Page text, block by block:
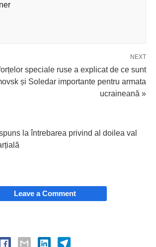
NEXT
speciale ruse a explicat de ce sunt
și Soledar importante pentru armata
ucraineană »
la întrebarea privind al doilea val
Leave a Comment